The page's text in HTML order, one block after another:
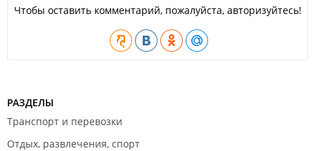
Чтобы оставить комментарий, пожалуйста, авторизуйтесь!
РАЗДЕЛЫ
Транспорт и перевозки
Отдых, развлечения, спорт